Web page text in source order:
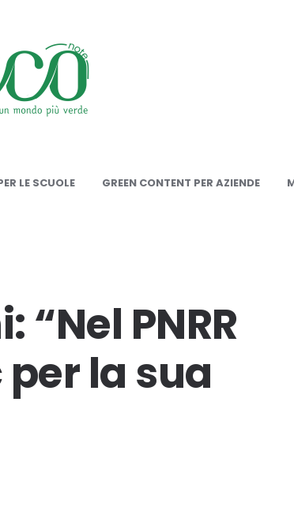
LE SCUOLE GREEN CONTENT PER AZIENDE
PNRR
la sua